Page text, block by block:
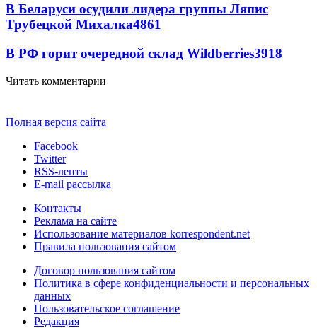
В Беларуси осудили лидера группы Ляпис
Трубецкой Михалка4861
В РФ горит очередной склад Wildberries3918
Читать комментарии
Полная версия сайта
Facebook
Twitter
RSS-ленты
E-mail рассылка
Контакты
Реклама на сайте
Использование материалов korrespondent.net
Правила пользования сайтом
Договор пользования сайтом
Политика в сфере конфиденциальности и персональных
данных
Пользовательское соглашение
Редакция